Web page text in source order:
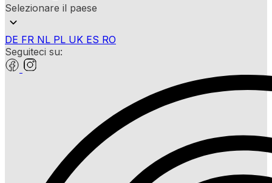
Selezionare il paese
DE FR NL PL UK ES RO
Seguiteci su: